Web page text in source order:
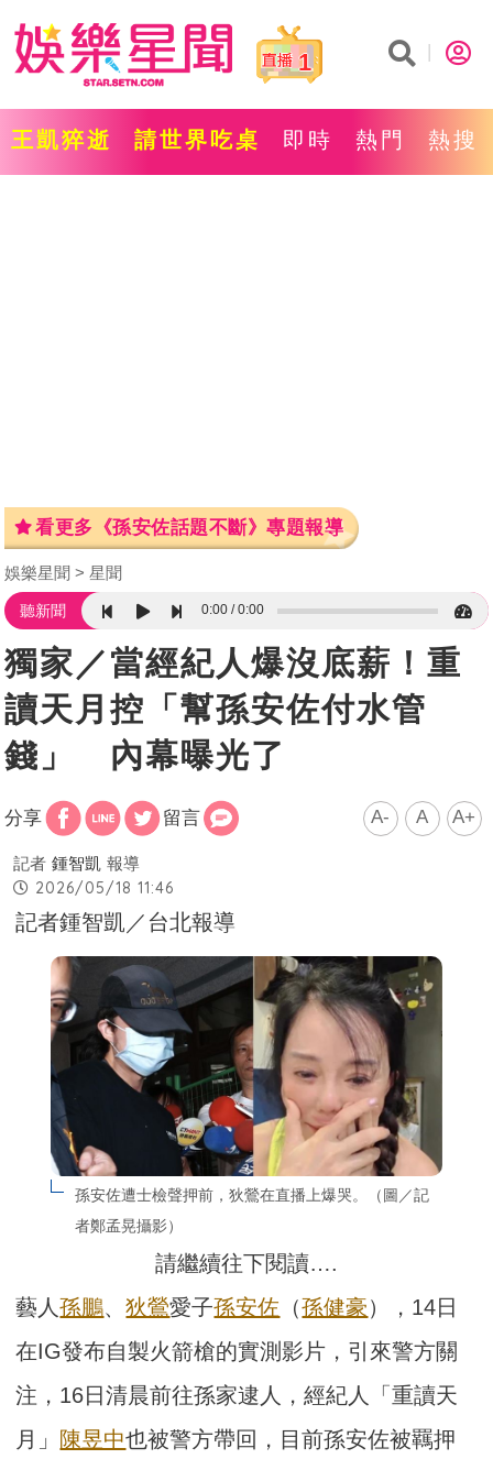
1
王凱猝逝 請世界吃桌 即時 熱門 熱搜
看更多《孫安佐話題不斷》專題報導
娛樂星聞 星聞
聽新聞 0:00 0:00
獨家／當經紀人爆沒底薪！重
讀天月控「幫孫安佐付水管
錢」 內幕曝光了
分享 留言 A- A A+
記者 鍾智凱 報導
2026/05/18 11:46
記者鍾智凱／台北報導
孫安佐遭士檢聲押前，狄鶯在直播上爆哭。（圖／記
者鄭孟晃攝影）
請繼續往下閱讀….
藝人孫鵬、狄鶯愛子孫安佐 （孫健豪），14日
在IG發布自製火箭槍的實測影片，引來警方關
注，16日清晨前往孫家逮人，經紀人「重讀天
月」 陳昱中也被警方帶回，目前孫安佐被羈押